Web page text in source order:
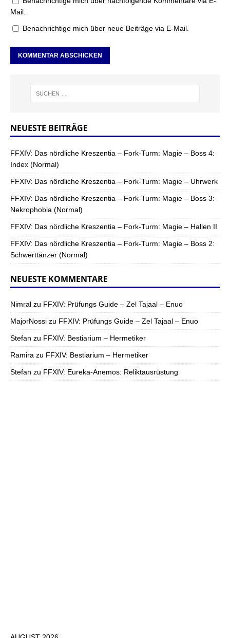
Mail.
Benachrichtige mich über neue Beiträge via E-Mail.
NEUESTE BEITRÄGE
FFXIV: Das nördliche Kreszentia – Fork-Turm: Magie – Boss 4:
Index (Normal)
FFXIV: Das nördliche Kreszentia – Fork-Turm: Magie – Uhrwerk
FFXIV: Das nördliche Kreszentia – Fork-Turm: Magie – Boss 3:
Nekrophobia (Normal)
FFXIV: Das nördliche Kreszentia – Fork-Turm: Magie – Hallen II
FFXIV: Das nördliche Kreszentia – Fork-Turm: Magie – Boss 2:
Schwerttänzer (Normal)
NEUESTE KOMMENTARE
Nimral zu FFXIV: Prüfungs Guide – Zel Tajaal – Enuo
MajorNossi zu FFXIV: Prüfungs Guide – Zel Tajaal – Enuo
Stefan zu FFXIV: Bestiarium – Hermetiker
Ramira zu FFXIV: Bestiarium – Hermetiker
Stefan zu FFXIV: Eureka-Anemos: Reliktausrüstung